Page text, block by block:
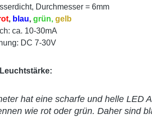
Durchmesser = 6mm
, blau, grün, gelb
ca. 10-30mA
DC 7-30V
hat eine scharfe und helle LED
wie rot oder grün. Daher sind